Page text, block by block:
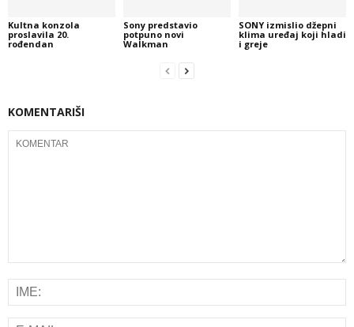
Kultna konzola
proslavila 20.
rođendan
Sony predstavio
potpuno novi
Walkman
SONY izmislio džepni
klima uređaj koji hladi
i greje
KOMENTARIŠI